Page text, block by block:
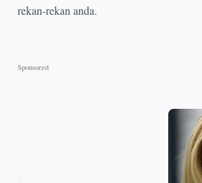
rekan-rekan anda.